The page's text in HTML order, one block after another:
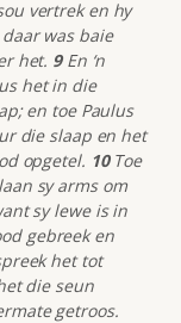
vertrek en hy
was baie
het. 9En ‘n
het in die
en toe Paulus
die slaap en het
opgetel. 10Toe
sy arms om
sy lewe is in
gebreek en
het tot
die seun
getroos.